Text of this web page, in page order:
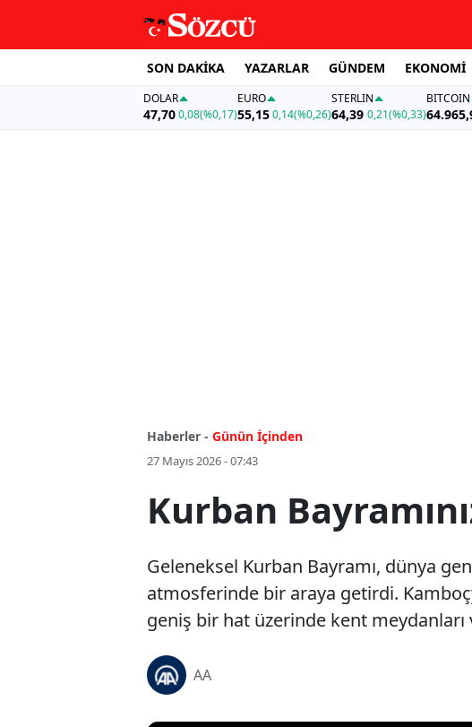
SON DAKİKA YAZARLAR GÜNDEM EKONOMİ
DOLAR
47,700,08(%0,17)
EURO
55,15 0,14(%0,26)
STERLIN
64,39 0,21(%0,33)
BITCOIN
Haberler - Günün İçinden
27 Mayıs 2026 - 07:43
Kurban
Geleneksel Kurban Bayramı, dünya
atmosferinde bir araya getirdi.
geniş bir hat üzerinde kent
AA